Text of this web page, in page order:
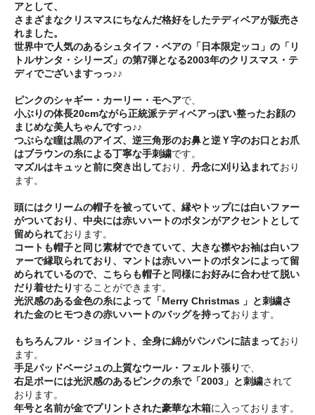
アとして、
さまざまなクリスマスにちなんだ格好をしたテディベアが販売さ
れました。
世界中で人気のあるシュタイフ・ベアの「日本限定ッコ」の「リ
トルサンタ・シリーズ」の第7弾となる2003年のクリスマス・テ
ディでございますっっ♪♪
ピンクのシャギー・カーリー・モヘアで、
小ぶりの体長20cmながら正統派テディベアっぽい整ったお顔の
まじめな美人ちゃんですっ♪♪
つぶらな瞳は黒のアイズ、逆三角形のお鼻と逆Ｙ字のお口とお爪
はブラウンの糸による丁寧な手刺繍です。
マズルはキュッと前に突き出しており、 丹念に刈り込まれており
ます。
頭にはクリームの帽子を被っていて、縁やトップには白いファー
がついており、中央には赤いハートのボタンがアクセントとして
留められております。
コートも帽子と同じ素材でできていて、大きな襟やお袖は白いフ
ァーで縁取られており、マントは赤いハートのボタンによって留
められているので、こちらも帽子と同様にお好みに合わせて脱い
だり着せたりすることができます。
光沢感のある金色の糸によって「Merry Christmas 」と刺繍さ
れた金のヒモつきの赤いハートのバッグを持っております。
もちろんフル・ジョイント、全身に綿がパンパンに詰まっており
ます。
手足パッドベージュの上質なウール・フェルト張り で、
右足ポーには光沢感のあるピンクの糸で「2003」と刺繍されて
おります。
年号と名前が金でプリントされた豪華な木箱に入っております。